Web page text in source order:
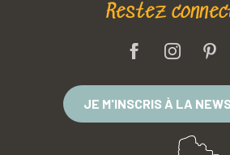
Restez
JE M'INSCRIS À LA